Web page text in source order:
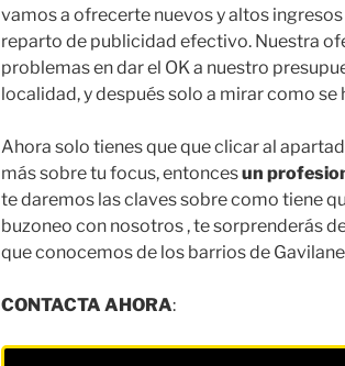
vamos a ofrecerte nuevos y altos
reparto de publicidad efectivo. Nuestra
problemas en dar el OK a nuestro
localidad, y después solo a mirar como
Ahora solo tienes que que clicar al
más sobre tu focus, entoncesun
te daremos las claves sobre como tiene
buzoneo con nosotros , te sorprenderás
que conocemos de los barrios de
CONTACTA AHORA: